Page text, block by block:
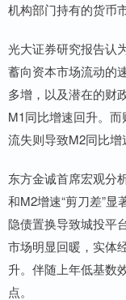
机构部门持有的货币
光大证券研究报告认
蓄向资本市场流动的
多增，以及潜在的财
M1同比增速回升。
流失则导致M2同比增
东方金诚首席宏观分
和M2增速“剪刀差”
隐债置换导致城投平
市场明显回暖，实体
升。伴随上年低基数
点。